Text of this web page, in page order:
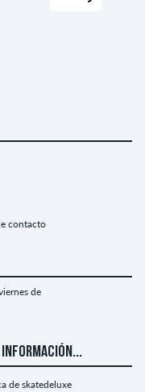
contacto
de
de skatedeluxe